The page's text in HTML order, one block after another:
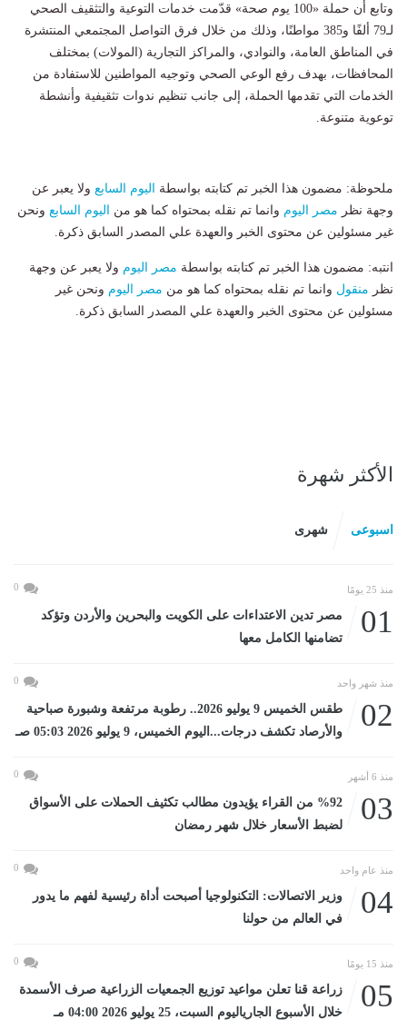
وتابع أن حملة «100 يوم صحة» قدّمت خدمات التوعية والتثقيف الصحي
لـ79 ألفًا و385 مواطنًا، وذلك من خلال فرق التواصل المجتمعي المنتشرة
في المناطق العامة، والنوادي، والمراكز التجارية (المولات) بمختلف
المحافظات، بهدف رفع الوعي الصحي وتوجيه المواطنين للاستفادة من
الخدمات التي تقدمها الحملة، إلى جانب تنظيم ندوات تثقيفية وأنشطة
توعوية متنوعة.
ملحوظة: مضمون هذا الخبر تم كتابته بواسطة اليوم السابع ولا يعبر عن
وجهة نظر مصر اليوم وانما تم نقله بمحتواه كما هو من اليوم السابع ونحن
غير مسئولين عن محتوى الخبر والعهدة علي المصدر السابق ذكرة.
انتبه: مضمون هذا الخبر تم كتابته بواسطة مصر اليوم ولا يعبر عن وجهة
نظر منقول وانما تم نقله بمحتواه كما هو من مصر اليوم ونحن غير
مسئولين عن محتوى الخبر والعهدة علي المصدر السابق ذكرة.
الأكثر شهرة
اسبوعى شهرى
منذ 25 يومًا 0
01
مصر تدين الاعتداءات على الكويت والبحرين والأردن وتؤكد
تضامنها الكامل معها
منذ شهر واحد 0
02
طقس الخميس 9 يوليو 2026.. رطوبة مرتفعة وشبورة صباحية
والأرصاد تكشف درجات...اليوم الخميس، 9 يوليو 2026 05:03 صـ
منذ 6 أشهر 0
03
%92 من القراء يؤيدون مطالب تكثيف الحملات على الأسواق
لضبط الأسعار خلال شهر رمضان
منذ عام واحد 0
04
وزير الاتصالات: التكنولوجيا أصبحت أداة رئيسية لفهم ما يدور
في العالم من حولنا
منذ 15 يومًا 0
05
زراعة قنا تعلن مواعيد توزيع الجمعيات الزراعية صرف الأسمدة
خلال الأسبوع الجارياليوم السبت، 25 يوليو 2026 04:00 مـ